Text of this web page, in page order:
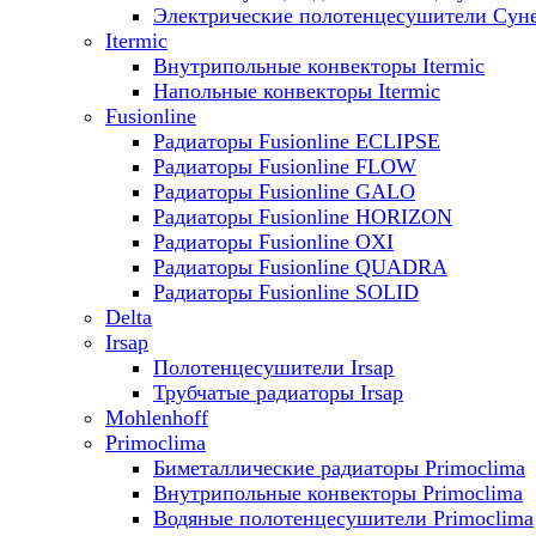
Электрические полотенцесушители
Itermic
Внутрипольные конвекторы Itermic
Напольные конвекторы Itermic
Fusionline
Радиаторы Fusionline ECLIPSE
Радиаторы Fusionline FLOW
Радиаторы Fusionline GALO
Радиаторы Fusionline HORIZON
Радиаторы Fusionline OXI
Радиаторы Fusionline QUADRA
Радиаторы Fusionline SOLID
Delta
Irsap
Полотенцесушители Irsap
Трубчатые радиаторы Irsap
Mohlenhoff
Primoclima
Биметаллические радиаторы Primoclima
Внутрипольные конвекторы Primoclima
Водяные полотенцесушители Primoclima